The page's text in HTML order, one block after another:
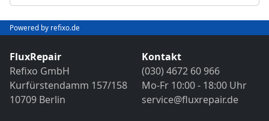
Sollten weitere Defekte festgestellt werden,
erfolgt eine Reparatur ausschließlich nach
vorheriger Rücksprache.
Bild- und Funktionstest
VDE-Sicherheitsprüfung
Sollten weitere Defekte festgestellt werden,
erfolgt eine Reparatur ausschließlich nach
vorheriger Rücksprache.
Powered by refixo.de
FluxRepair
Refixo GmbH
Kurfürstendamm 157/158
10709 Berlin
Kontakt
(030) 4672 60 966
Mo-Fr 10:00 - 18:00 Uhr
service@fluxrepair.de